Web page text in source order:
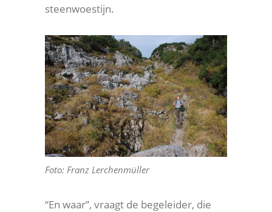
steenwoestijn.
Foto: Franz Lerchenmüller
“En waar”, vraagt de begeleider, die